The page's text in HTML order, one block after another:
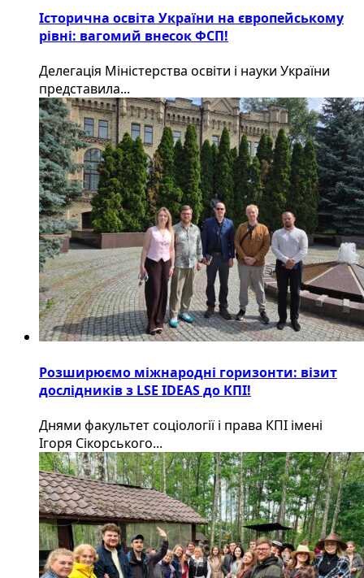
Історична освіта України на європейському
рівні: вагомий внесок ФСП!
Делегація Міністерства освіти і науки України
представила...
Розширюємо міжнародні горизонти: візит
дослідників з LSE IDEAS до КПІ!
Днями факультет соціології і права КПІ імені
Ігоря Сікорського...